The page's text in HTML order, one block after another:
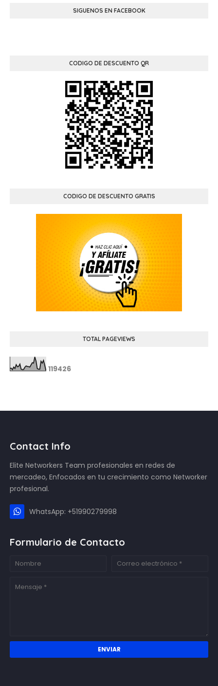
SIGUENOS EN FACEBOOK
CODIGO DE DESCUENTO QR
CODIGO DE DESCUENTO GRATIS
TOTAL PAGEVIEWS
119426
Contact Info
Elite Networkers Team profesionales en redes de
mercadeo, Enfocados en tu crecimiento como Networker
profesional.
WhatsApp: +51990279998
Formulario de Contacto